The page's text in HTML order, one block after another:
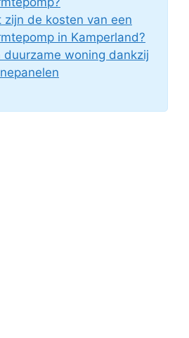
zijn de kosten van een
in Kamperland?
duurzame woning dankzij